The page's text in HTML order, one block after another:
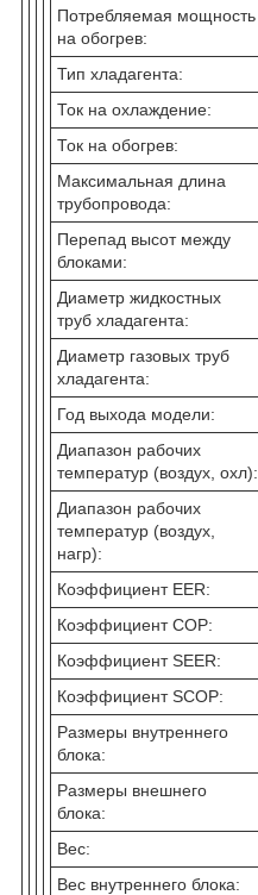
Потребляемая мощность
на обогрев:
Тип хладагента:
Ток на охлаждение:
Ток на обогрев:
Максимальная длина
трубопровода:
Перепад высот между
блоками:
Диаметр жидкостных
труб хладагента:
Диаметр газовых труб
хладагента:
Год выхода модели:
Диапазон рабочих
температур (воздух, охл):
Диапазон рабочих
температур (воздух,
нагр):
Коэффициент EER:
Коэффициент COP:
Коэффициент SEER:
Коэффициент SCOP:
Размеры внутреннего
блока:
Размеры внешнего
блока:
Вес:
Вес внутреннего блока: